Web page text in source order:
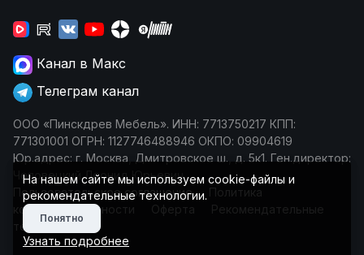
Канал в Макс
Телеграм канал
ООО «Пинскдрев Мебель». ИНН: 7713750217 КПП:
771301001 ОГРН: 1127746488946 ОКПО: 09904619
Юр.адрес: г. Москва, Дмитровское ш., д. 5к1. Ген.директор:
Чеповецкий Леонид Юрьевич
Пользовательское соглашение
Политика
конфиденциальности
Оферта
Рекомендательные
технологии
На нашем сайте мы используем cookie-файлы и
рекомендательные технологии.
Понятно
Узнать подробнее